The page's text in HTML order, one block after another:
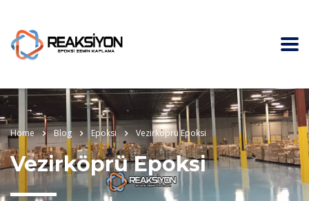
Home Blog Epoksi Vezirköprü Epoksi
Vezirköprü Epoksi